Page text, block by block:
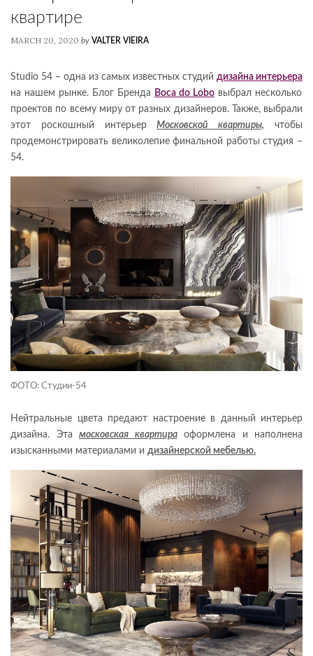
квартире
MARCH 20, 2020 by VALTER VIEIRA
Studio 54 – одна из самых известных студий дизайна интерьера
на нашем рынке. Блог Бренда Boca do Lobo выбрал несколько
проектов по всему миру от разных дизайнеров.
Также, выбрали
этот роскошный интерьерМосковской квартиры, чтобы
продемонстрировать великолепие финальной работы студия –
54.
ФОТО: Студии-54
Нейтральные цвета предают настроение в данный интерьер
дизайна. Эта московская квартираоформлена и наполнена
изысканными материалами и дизайнерской мебелью.